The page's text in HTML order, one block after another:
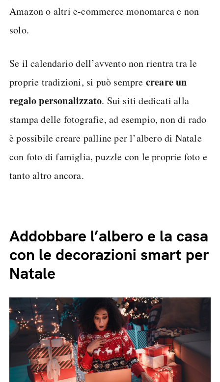
Amazon o altri e-commerce monomarca e non
solo.
Se il calendario dell’avvento non rientra tra le
proprie tradizioni, si può sempre creare un
regalo personalizzato. Sui siti dedicati alla
stampa delle fotografie, ad esempio, non di rado
è possibile creare palline per l’albero di Natale
con foto di famiglia, puzzle con le proprie foto e
tanto altro ancora.
Addobbare l’albero e la casa
con le decorazioni smart per
Natale